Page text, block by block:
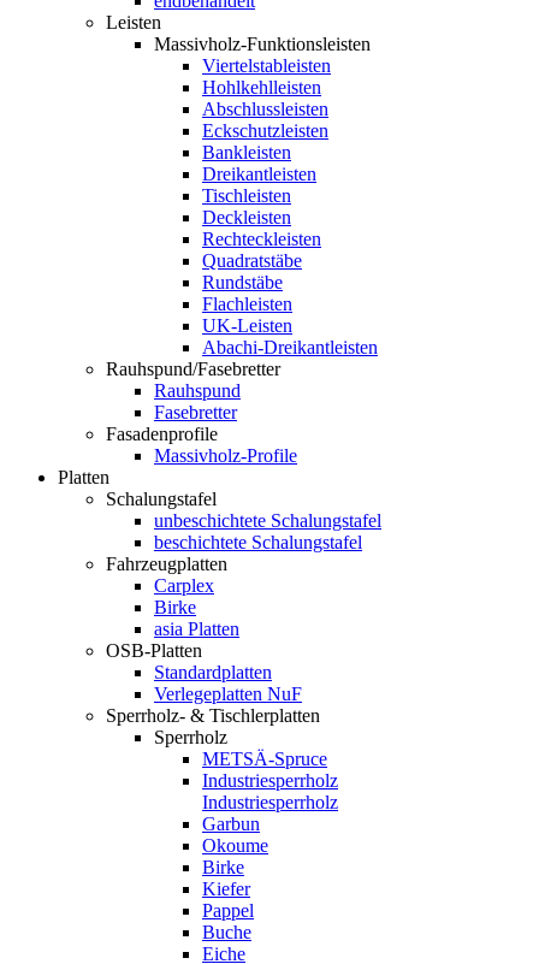
Leisten
Massivholz-Funktionsleisten
Viertelstableisten
Hohlkehlleisten
Abschlussleisten
Eckschutzleisten
Bankleisten
Dreikantleisten
Tischleisten
Deckleisten
Rechteckleisten
Quadratstäbe
Rundstäbe
Flachleisten
UK-Leisten
Abachi-Dreikantleisten
Rauhspund/Fasebretter
Rauhspund
Fasebretter
Fasadenprofile
Massivholz-Profile
Platten
Schalungstafel
unbeschichtete Schalungstafel
beschichtete Schalungstafel
Fahrzeugplatten
Carplex
Birke
asia Platten
OSB-Platten
Standardplatten
Verlegeplatten NuF
Sperrholz- & Tischlerplatten
Sperrholz
METSÄ-Spruce
Industriesperrholz
Industriesperrholz
Garbun
Okoume
Birke
Kiefer
Pappel
Buche
Eiche